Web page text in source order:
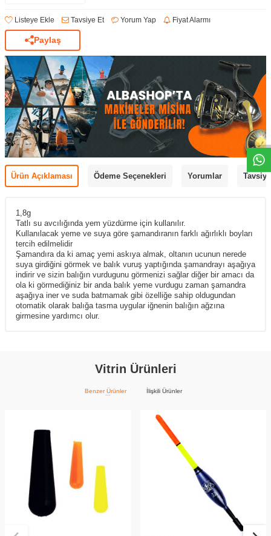
Listeye Ekle Tavsiye Et Yorum Yap Fiyat Alarmı
Paylaş
Ürün Açıklaması Ödeme Seçenekleri Yorumlar
1,8g
Tatlı su avcılığında yem yüzdürme için kullanılır.
Kullanılacak yeme ve suya göre şamandıranın farklı ağırlıklı boyları
tercih edilmelidir
Şamandıra da ki amaç yemi askıya almak, oltanın ucunun nerede
suya girdiğini görmek ve balık vuruş yaptığında şamandrayı aşağıya
indirir ve sizin balığın vurdugunu görmenizi sağlar diğer bir amacı da
ola ki görmediğiniz bir anda balık yeme vurdugu zaman şamandra
aşağıya iner ve suda batmamak gibi özelliğe sahip oldugundan
otomatik olarak balığa tasma uygular iğnenin balığın ağzına
girmesine yardımcı olur.
Vitrin Ürünleri
Benzer Ürünler İlişkili Ürünler